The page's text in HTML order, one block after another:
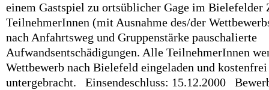
einem Gastspiel zu ortsüblicher Gage im Bielefelder
TeilnehmerInnen (mit Ausnahme des/der
nach Anfahrtsweg und Gruppenstärke pauschalierte
Aufwandsentschädigungen. Alle TeilnehmerInnen
Wettbewerb nach Bielefeld eingeladen und
untergebracht. Einsendeschluss: 15.12.2000